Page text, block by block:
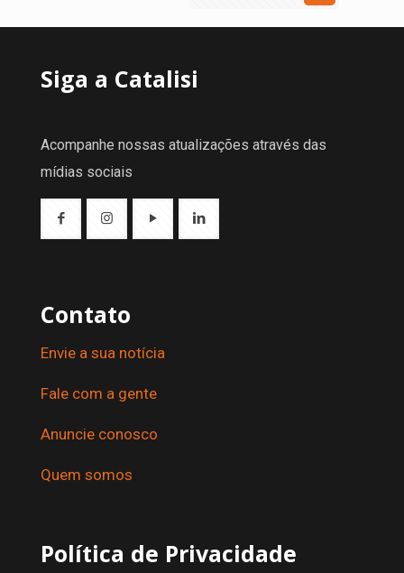
Siga a Catalisi
Acompanhe nossas atualizações através das
mídias sociais
Contato
Envie a sua notícia
Fale com a gente
Anuncie conosco
Quem somos
Política de Privacidade